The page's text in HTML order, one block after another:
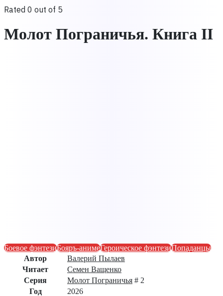
Rated 0 out of 5
Молот Пограничья. Книга II
Боевое фэнтезиБояръ-анимеГероическое фэнтезиПопаданцы
Автор
Валерий Пылаев
Читает
Семен Ващенко
Серия
Молот Пограничья # 2
Год
2026